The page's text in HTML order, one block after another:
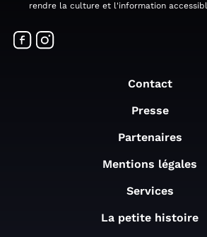
rendre la culture et l'information
Contact
Presse
Partenaires
Mentions légales
Services
La petite histoire